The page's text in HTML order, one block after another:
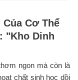
Cơ Thể
"Kho Dinh
ngon mà còn là
chất sinh học dồi